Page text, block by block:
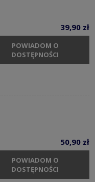
39,90 zł
POWIADOM O
DOSTĘPNOŚCI
50,90 zł
POWIADOM O
DOSTĘPNOŚCI